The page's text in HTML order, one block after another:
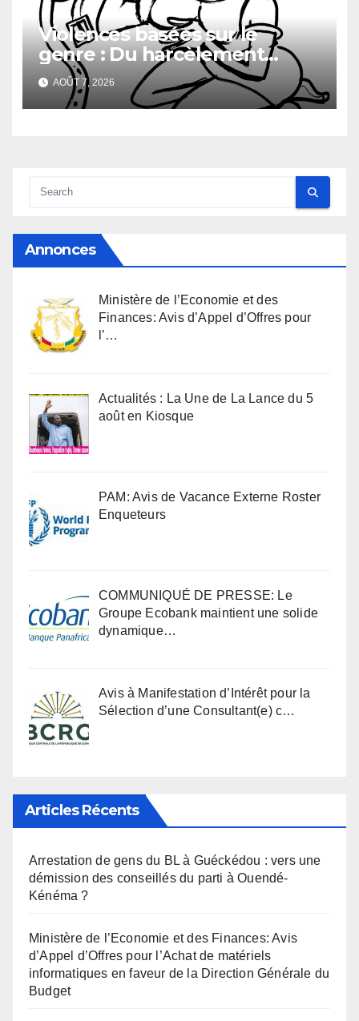
Violences basées sur le
genre : Du harcèlement
sexuel
AOÛT 7, 2026
Annonces
Ministère de l’Economie et des
Finances: Avis d’Appel d’Offres pour
l’…
Actualités : La Une de La Lance du 5
août en Kiosque
PAM: Avis de Vacance Externe Roster
Enqueteurs
COMMUNIQUÉ DE PRESSE: Le
Groupe Ecobank maintient une solide
dynamique…
Avis à Manifestation d’Intérêt pour la
Sélection d’une Consultant(e) c…
Articles Récents
Arrestation de gens du BL à Guéckédou : vers une
démission des conseillés du parti à Ouendé-
Kénéma ?
Ministère de l’Economie et des Finances: Avis
d’Appel d’Offres pour l’Achat de matériels
informatiques en faveur de la Direction Générale du
Budget